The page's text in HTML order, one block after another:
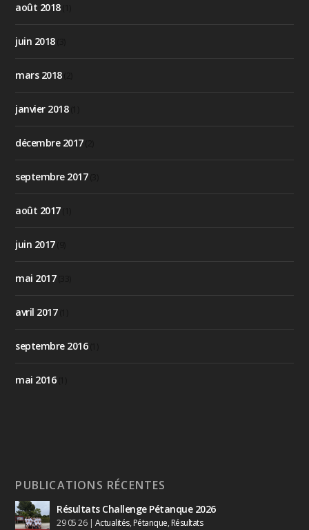
août 2018(1)
juin 2018(3)
mars 2018(2)
janvier 2018(1)
décembre 2017(2)
septembre 2017(3)
août 2017(1)
juin 2017(9)
mai 2017(33)
avril 2017(1)
septembre 2016(1)
mai 2016(1)
PUBLICATIONS RÉCENTES
Résultats Challenge Pétanque 2026
29 05 26| Actualités, Pétanque, Résultats